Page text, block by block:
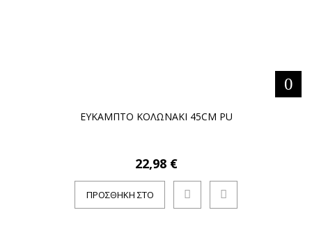
ΕΥΚΑΜΠΤΟ ΚΟΛΩΝΑΚΙ 45CM PU
22,98 €
ΠΡΟΣΘΉΚΗ ΣΤΟ